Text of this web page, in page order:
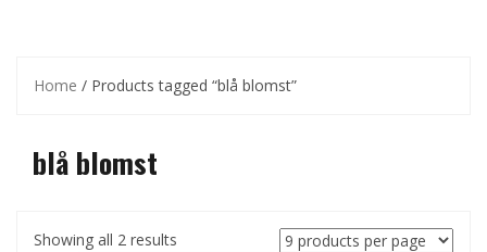
Home / Products tagged “blå blomst”
blå blomst
Showing all 2 results